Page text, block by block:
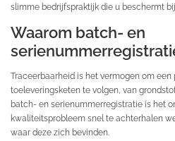
slimme bedrijfspraktijk die u beschermt
Waarom batch- en
Traceerbaarheid is het vermogen om
toeleveringsketen te volgen, van
batch- en serienummerregistratie is het
kwaliteitsprobleem snel te achterhalen
waar deze zich bevinden.